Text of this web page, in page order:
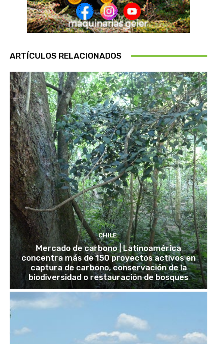
ARTÍCULOS RELACIONADOS
CHILE
Mercado de carbono | Latinoamérica
concentra más de 150 proyectos activos en
captura de carbono, conservación de la
biodiversidad o restauración de bosques